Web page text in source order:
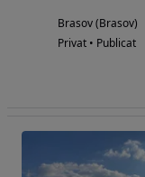
Brasov (Brasov)
Privat • Publicat